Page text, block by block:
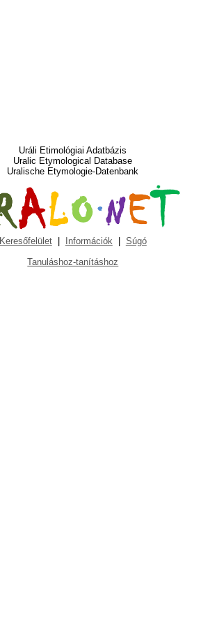
Uráli Etimológiai Adatbázis
Uralic Etymological Database
Uralische Etymologie-Datenbank
Keresőfelület| Információk| Súgó
Tanuláshoz-tanításhoz